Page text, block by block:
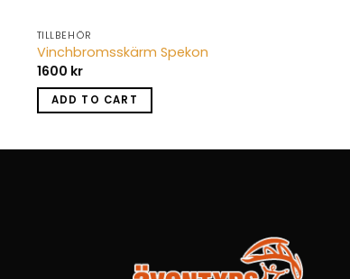
TILLBEHÖR
Vinchbromsskärm Spekon
1600 kr
ADD TO CART